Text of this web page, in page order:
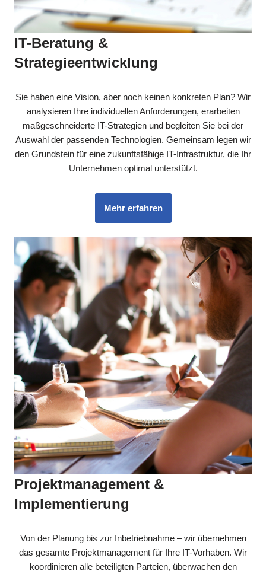
IT-Beratung &
Strategieentwicklung
Sie haben eine Vision, aber noch keinen konkreten Plan? Wir
analysieren Ihre individuellen Anforderungen, erarbeiten
maßgeschneiderte IT-Strategien und begleiten Sie bei der
Auswahl der passenden Technologien. Gemeinsam legen wir
den Grundstein für eine zukunftsfähige IT-Infrastruktur, die Ihr
Unternehmen optimal unterstützt.
Mehr erfahren
Projektmanagement &
Implementierung
Von der Planung bis zur Inbetriebnahme – wir übernehmen
das gesamte Projektmanagement für Ihre IT-Vorhaben. Wir
koordinieren alle beteiligten Parteien, überwachen den